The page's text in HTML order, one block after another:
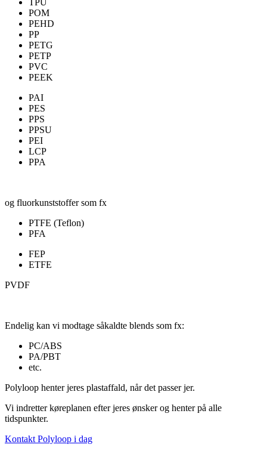
TPU
POM
PEHD
PP
PETG
PETP
PVC
PEEK
PAI
PES
PPS
PPSU
PEI
LCP
PPA
og fluorkunststoffer som fx
PTFE (Teflon)
PFA
FEP
ETFE
PVDF
Endelig kan vi modtage såkaldte blends som fx:
PC/ABS
PA/PBT
etc.
Polyloop henter jeres plastaffald, når det passer jer.
Vi indretter køreplanen efter jeres ønsker og henter på alle
tidspunkter.
Kontakt Polyloop i dag